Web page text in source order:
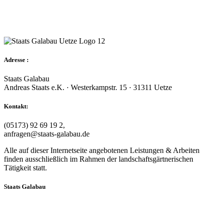
Adresse :
Staats Galabau
Andreas Staats e.K. · Westerkampstr. 15 · 31311 Uetze
Kontakt:
(05173) 92 69 19 2,
anfragen@staats-galabau.de
Alle auf dieser Internetseite angebotenen Leistungen & Arbeiten
finden ausschließlich im Rahmen der landschaftsgärtnerischen
Tätigkeit statt.
Staats Galabau